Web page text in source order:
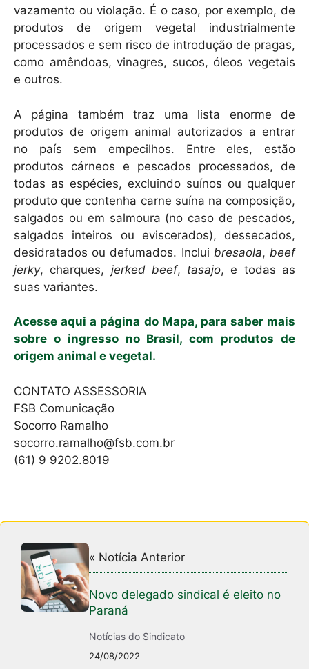
vazamento ou violação. É o caso, por exemplo, de
produtos de origem vegetal industrialmente
processados e sem risco de introdução de pragas,
como amêndoas, vinagres, sucos, óleos vegetais
e outros.
A página também traz uma lista enorme de
produtos de origem animal autorizados a entrar
no país sem empecilhos. Entre eles, estão
produtos cárneos e pescados processados, de
todas as espécies, excluindo suínos ou qualquer
produto que contenha carne suína na composição,
salgados ou em salmoura (no caso de pescados,
salgados inteiros ou eviscerados), dessecados,
desidratados ou defumados. Inclui bresaola, beef
jerky, charques, jerked beef, tasajo, e todas as
suas variantes.
Acesse aqui a página do Mapa, para saber mais
sobre o ingresso no Brasil, com produtos de
origem animal e vegetal.
CONTATO ASSESSORIA
FSB Comunicação
Socorro Ramalho
socorro.ramalho@fsb.com.br
(61) 9 9202.8019
« Notícia Anterior
Novo delegado sindical é eleito no
Paraná
Notícias do Sindicato
24/08/2022